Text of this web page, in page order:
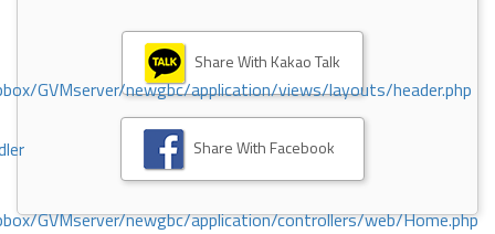
GVMserver/newgbc/application/views/layouts/header.php
GVMserver/newgbc/application/controllers/web/Home.php
Share With Kakao Talk
Share With Facebook